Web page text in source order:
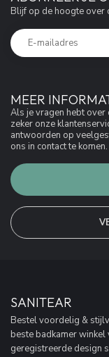
MEER
Als je vragen hebt over
zeker onze
antwoorden op
ons in contact te komen.
Blijf op de hoogte over
SANITEAR
Bestel voordelig &
beste badkamer winkel
geregistreerde design